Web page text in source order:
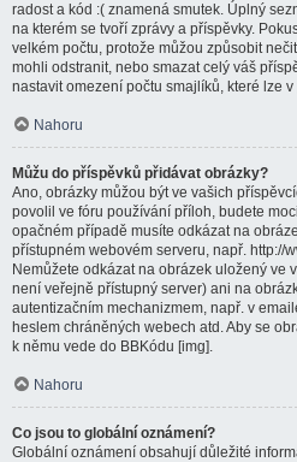
radost a kód :( znamená smutek. Úplný
na kterém se tvoří zprávy a příspěvky.
velkém počtu, protože můžou způsobit
mohli odstranit, nebo smazat celý váš
nastavit omezení počtu smajlíků, které lze
Nahoru
Můžu do příspěvků přidávat obrázky?
Ano, obrázky můžou být ve vašich
povolil ve fóru používání příloh, budete
opačném případě musíte odkázat na
přístupném webovém serveru, např. http://
Nemůžete odkázat na obrázek uložený ve
není veřejně přístupný server) ani na
autentizačním mechanizmem, např. v
heslem chráněných webech atd. Aby se
k němu vede do BBKódu [img].
Nahoru
Co jsou to globální oznámení?
Globální oznámení obsahují důležité